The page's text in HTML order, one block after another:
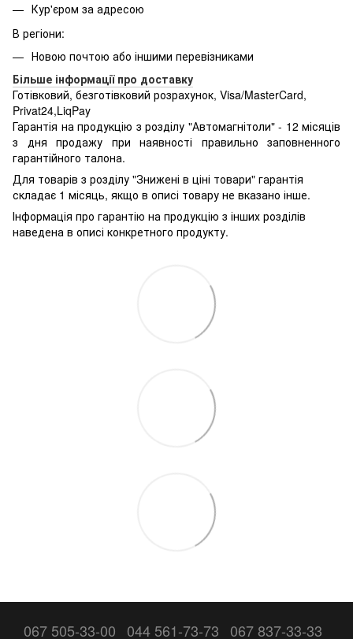
Кур'єром за адресою
В регіони:
Новою почтою або іншими перевізниками
Більше інформації про доставку
Готівковий, безготівковий розрахунок, Visa/MasterCard,
Privat24,LiqPay
Гарантія на продукцію з розділу "Автомагнітоли" - 12 місяців
з дня продажу при наявності правильно заповненного
гарантійного талона.
Для товарів з розділу "Знижені в ціні товари" гарантія
складає 1 місяць, якщо в описі товару не вказано інше.
Інформація про гарантію на продукцію з інших розділів
наведена в описі конкретного продукту.
067 505-33-00 044 561-73-73 067 837-33-33